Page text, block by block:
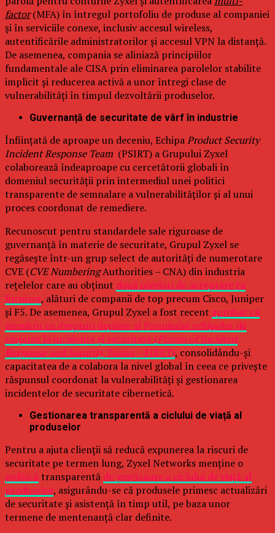
factor(MFA) în întregul portofoliu de produse al companiei
și în serviciile conexe, inclusiv accesul wireless,
autentificările administratorilor și accesul VPN la distanță.
De asemenea, compania se aliniază principiilor
fundamentale ale CISA prin eliminarea parolelor stabilite
implicit și reducerea activă a unor întregi clase de
vulnerabilități în timpul dezvoltării produselor.
Guvernanță de securitate de vârf în industrie
Înființată de aproape un deceniu, EchipaProduct Security
Incident Response Team (PSIRT) a Grupului Zyxel
colaborează îndeaproape cu cercetătorii globali în
domeniul securității prin intermediul unei politici
transparente de semnalare a vulnerabilităților și al unui
proces coordonat de remediere.
Recunoscut pentru standardele sale riguroase de
guvernanță în materie de securitate, Grupul Zyxel se
regăsește într-un grup select de autorități de numerotare
CVE (CVE NumberingAuthorities – CNA) din industria
rețelelor care au obținut două niveluri de acceptare ca
furnizor, alături de companii de top precum Cisco, Juniper
și F5. De asemenea, Grupul Zyxel a fost recent aprobat ca
membru cu drepturi depline al Forumului echipelor de
răspuns la incidente și securitate (Forum of Incident
Response and Security Teams –FIRST), consolidându-și
capacitatea de a colabora la nivel global în ceea ce privește
răspunsul coordonat la vulnerabilități și gestionarea
incidentelor de securitate cibernetică.
Gestionarea transparentă a ciclului de viață al
produselor
Pentru a ajuta clienții să reducă expunerea la riscuri de
securitate pe termen lung, Zyxel Networks menține o
politică transparentă de gestionare a ciclului de viață al
produselor, asigurându-se că produsele primesc actualizări
de securitate și asistență în timp util, pe baza unor
termene de mentenanță clar definite.